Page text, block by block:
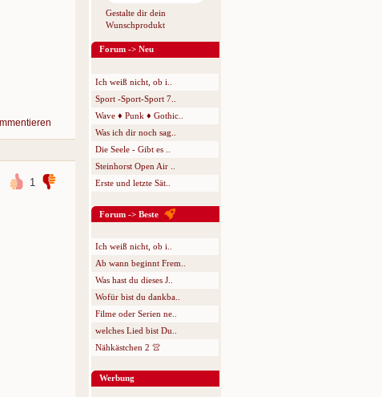
1
Gestalte dir dein
Wunschprodukt
Forum -> Neu
Ich weiß nicht, ob i..
Sport -Sport-Sport 7..
Wave ♦ Punk ♦ Gothic..
Was ich dir noch sag..
Die Seele - Gibt es ..
Steinhorst Open Air ..
Erste und letzte Sät..
Forum -> Beste
Ich weiß nicht, ob i..
Ab wann beginnt Frem..
Was hast du dieses J..
Wofür bist du dankba..
Filme oder Serien ne..
welches Lied bist Du..
Nähkästchen 2 👚
Werbung